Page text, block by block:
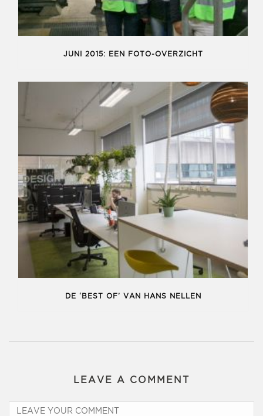
JUNI 2015: EEN FOTO-OVERZICHT
DE ‘BEST OF’ VAN HANS NELLEN
LEAVE A COMMENT